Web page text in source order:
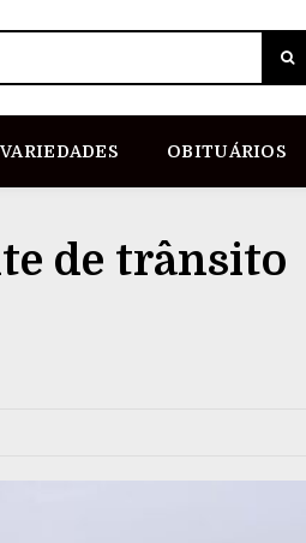
VARIEDADES OBITUÁRIOS
de trânsito